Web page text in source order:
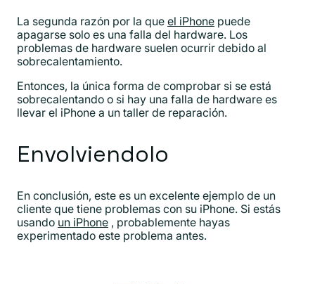
La segunda razón por la que el iPhone puede
apagarse solo es una falla del hardware. Los
problemas de hardware suelen ocurrir debido al
sobrecalentamiento.
Entonces, la única forma de comprobar si se está
sobrecalentando o si hay una falla de hardware es
llevar el iPhone a un taller de reparación.
Envolviendolo
En conclusión, este es un excelente ejemplo de un
cliente que tiene problemas con su iPhone. Si estás
usando un iPhone , probablemente hayas
experimentado este problema antes.